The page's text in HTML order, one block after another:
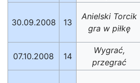
30.09.2008 13
Anielski Torcik
gra w piłkę
07.10.2008 14
Wygrać,
przegrać